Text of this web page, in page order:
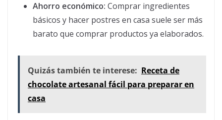
Ahorro económico: Comprar ingredientes
básicos y hacer postres en casa suele ser más
barato que comprar productos ya elaborados.
Quizás también te interese: Receta de
chocolate artesanal fácil para preparar en
casa